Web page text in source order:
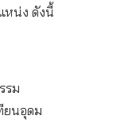
หน่ง ดังนี้
รม
ยนอุดม